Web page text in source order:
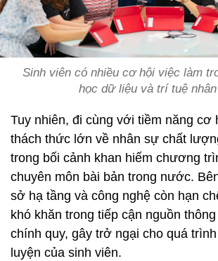
Sinh viên có nhiều cơ hội việc làm
học dữ liệu và trí tuệ
Tuy nhiên, đi cùng với tiềm năng cơ
thách thức lớn về nhân sự chất
trong bối cảnh khan hiếm chương
chuyên môn bài bản trong nước.
sở hạ tầng và công nghệ còn hạn
khó khăn trong tiếp cận nguồn
chính quy, gây trở ngại cho quá
luyện của sinh viên.